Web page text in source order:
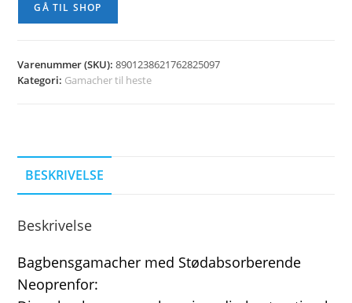
GÅ TIL SHOP
Varenummer (SKU):8901238621762825097
Kategori: Gamacher til heste
BESKRIVELSE
Beskrivelse
Bagbensgamacher med Stødabsorberende
Neoprenfor: